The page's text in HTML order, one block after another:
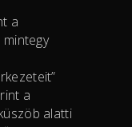
a
a
alatti